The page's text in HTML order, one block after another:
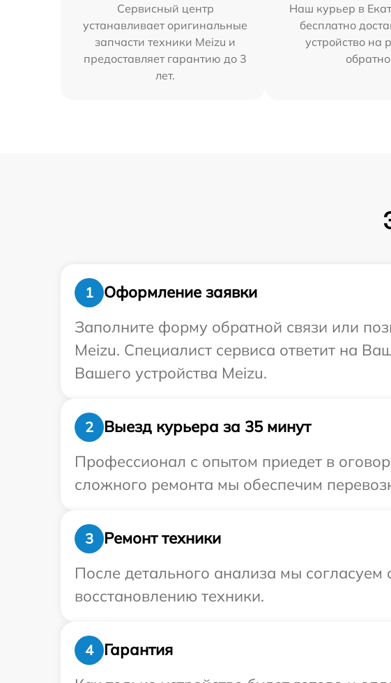
Сервисный центр
устанавливает оригинальные
запчасти техники Meizu и
предоставляет гарантию до 3
лет.
Наш курьер в
бесплатно
устройство на
1
Оформление заявки
Заполните форму обратной связи или
Meizu. Специалист сервиса ответит на
Вашего устройства Meizu.
2
Выезд курьера за 35 минут
Профессионал с опытом приедет в
сложного ремонта мы обеспечим
3
Ремонт техники
После детального анализа мы
восстановлению техники.
4
Гарантия